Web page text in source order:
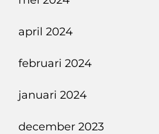
april 2024
februari 2024
januari 2024
december 2023